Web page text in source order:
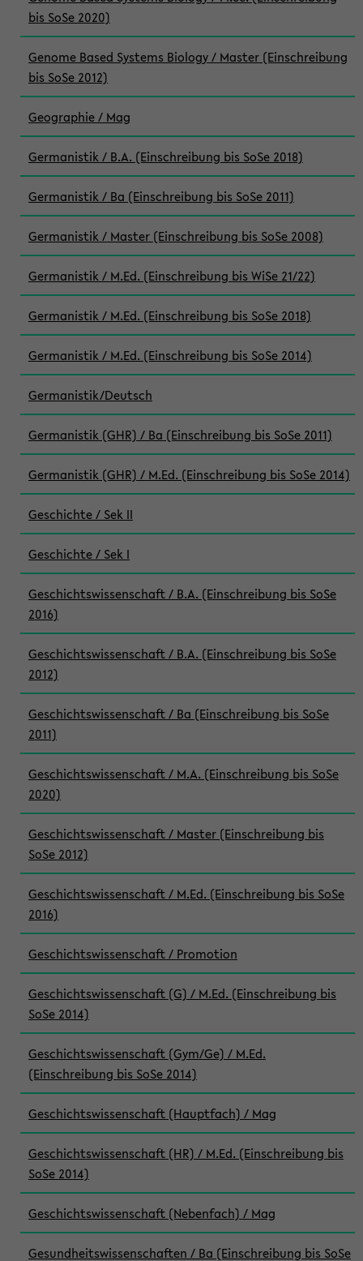
bis SoSe 2020)
Genome Based Systems Biology / Master (Einschreibung
bis SoSe 2012)
Geographie / Mag
Germanistik / B.A. (Einschreibung bis SoSe 2018)
Germanistik / Ba (Einschreibung bis SoSe 2011)
Germanistik / Master (Einschreibung bis SoSe 2008)
Germanistik / M.Ed. (Einschreibung bis WiSe 21/22)
Germanistik / M.Ed. (Einschreibung bis SoSe 2018)
Germanistik / M.Ed. (Einschreibung bis SoSe 2014)
Germanistik/Deutsch
Germanistik (GHR) / Ba (Einschreibung bis SoSe 2011)
Germanistik (GHR) / M.Ed. (Einschreibung bis SoSe 2014)
Geschichte / Sek II
Geschichte / Sek I
Geschichtswissenschaft / B.A. (Einschreibung bis SoSe
2016)
Geschichtswissenschaft / B.A. (Einschreibung bis SoSe
2012)
Geschichtswissenschaft / Ba (Einschreibung bis SoSe
2011)
Geschichtswissenschaft / M.A. (Einschreibung bis SoSe
2020)
Geschichtswissenschaft / Master (Einschreibung bis
SoSe 2012)
Geschichtswissenschaft / M.Ed. (Einschreibung bis SoSe
2016)
Geschichtswissenschaft / Promotion
Geschichtswissenschaft (G) / M.Ed. (Einschreibung bis
SoSe 2014)
Geschichtswissenschaft (Gym/Ge) / M.Ed.
(Einschreibung bis SoSe 2014)
Geschichtswissenschaft (Hauptfach) / Mag
Geschichtswissenschaft (HR) / M.Ed. (Einschreibung bis
SoSe 2014)
Geschichtswissenschaft (Nebenfach) / Mag
Gesundheitswissenschaften / Ba (Einschreibung bis SoSe